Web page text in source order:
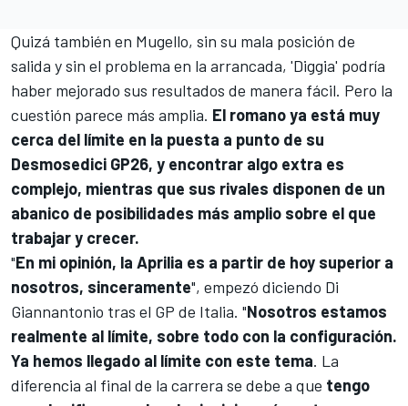
Quizá también en Mugello, sin su mala posición de
salida y sin el problema en la arrancada, 'Diggia' podría
haber mejorado sus resultados de manera fácil. Pero la
cuestión parece más amplia. El romano ya está muy
cerca del límite en la puesta a punto de su
Desmosedici GP26, y encontrar algo extra es
complejo, mientras que sus rivales disponen de un
abanico de posibilidades más amplio sobre el que
trabajar y crecer.
"En mi opinión, la Aprilia es a partir de hoy superior a
nosotros, sinceramente", empezó diciendo Di
Giannantonio tras el GP de Italia. "Nosotros estamos
realmente al límite, sobre todo con la configuración.
Ya hemos llegado al límite con este tema. La
diferencia al final de la carrera se debe a que tengo